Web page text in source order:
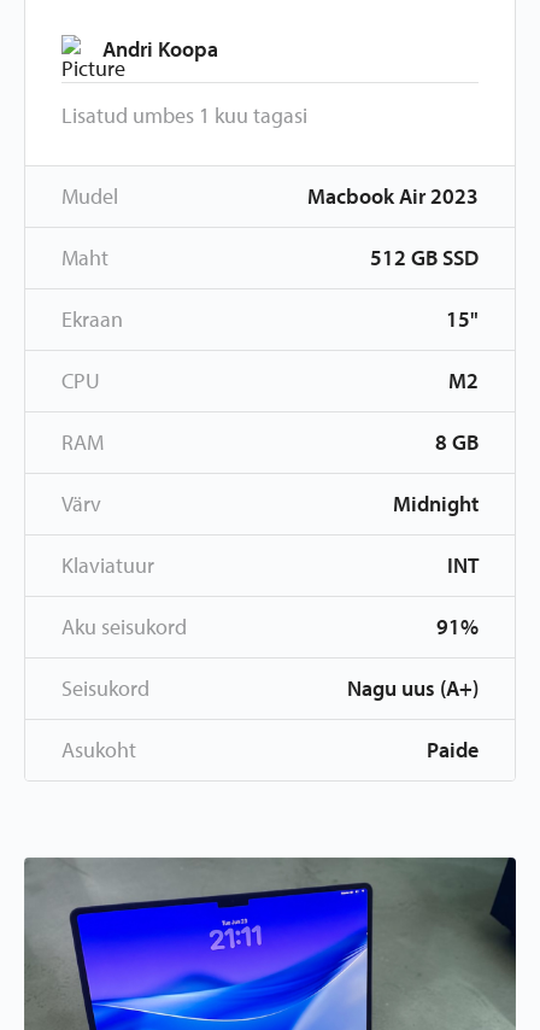
Andri Koopa
Lisatud umbes 1 kuu tagasi
Mudel Macbook Air 2023
Maht 512 GB SSD
Ekraan 15"
CPU M2
RAM 8 GB
Värv Midnight
Klaviatuur INT
Aku seisukord 91%
Seisukord Nagu uus (A+)
Asukoht Paide